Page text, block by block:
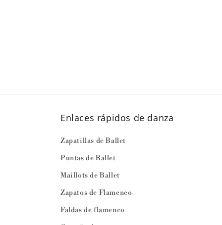
Enlaces rápidos de danza
Zapatillas de Ballet
Puntas de Ballet
Maillots de Ballet
Zapatos de Flamenco
Faldas de flamenco